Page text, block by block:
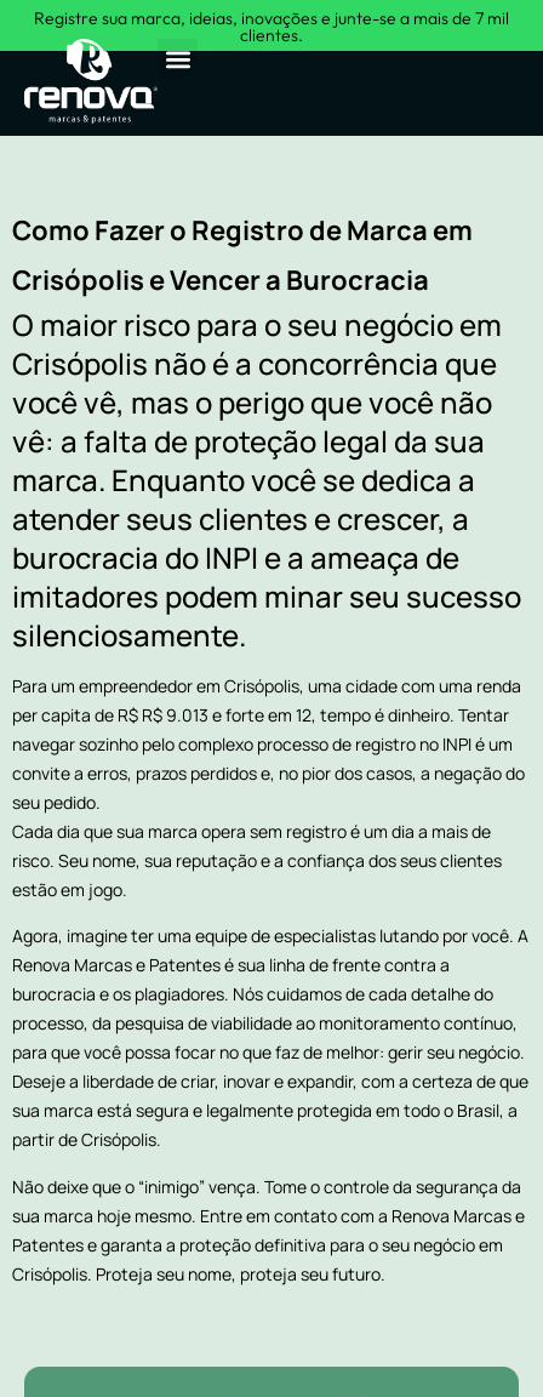
Registre sua marca, ideias, inovações e junte-se a mais de 7 mil
clientes.
Como Fazer o Registro de Marca em
Crisópolis e Vencer a Burocracia
O maior risco para o seu negócio em
Crisópolis não é a concorrência que
você vê, mas o perigo que você não
vê: a falta de proteção legal da sua
marca. Enquanto você se dedica a
atender seus clientes e crescer, a
burocracia do INPI e a ameaça de
imitadores podem minar seu sucesso
silenciosamente.
Para um empreendedor em Crisópolis, uma cidade com uma renda
per capita de R$ R$ 9.013 e forte em 12, tempo é dinheiro. Tentar
navegar sozinho pelo complexo processo de registro no INPI é um
convite a erros, prazos perdidos e, no pior dos casos, a negação do
seu pedido.
Cada dia que sua marca opera sem registro é um dia a mais de
risco. Seu nome, sua reputação e a confiança dos seus clientes
estão em jogo.
Agora, imagine ter uma equipe de especialistas lutando por você. A
Renova Marcas e Patentes é sua linha de frente contra a
burocracia e os plagiadores. Nós cuidamos de cada detalhe do
processo, da pesquisa de viabilidade ao monitoramento contínuo,
para que você possa focar no que faz de melhor: gerir seu negócio.
Deseje a liberdade de criar, inovar e expandir, com a certeza de que
sua marca está segura e legalmente protegida em todo o Brasil, a
partir de Crisópolis.
Não deixe que o “inimigo” vença. Tome o controle da segurança da
sua marca hoje mesmo. Entre em contato com a Renova Marcas e
Patentes e garanta a proteção definitiva para o seu negócio em
Crisópolis. Proteja seu nome, proteja seu futuro.